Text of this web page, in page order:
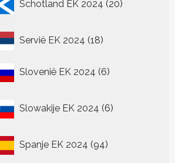
Schotland EK 2024 20
producten
Servië EK 2024 1818
Slovenië EK 2024 66
Slowakije EK 2024 6
producten
Spanje EK 2024 9494